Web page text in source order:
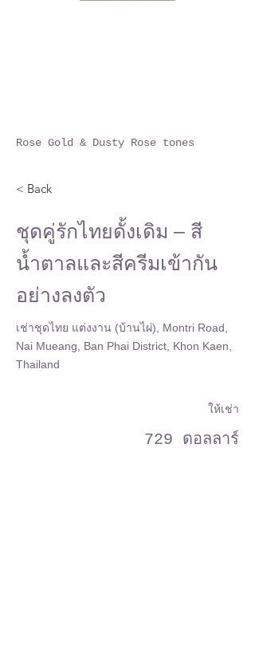
Rose Gold & Dusty Rose tones
< Back
ชุดคู่รักไทยดั้งเดิม – สี
น้ำตาลและสีครีมเข้ากัน
อย่างลงตัว
เช่าชุดไทย แต่งงาน (บ้านไผ่), Montri Road,
Nai Mueang, Ban Phai District, Khon Kaen,
Thailand
ให้เช่า
729 ดอลลาร์